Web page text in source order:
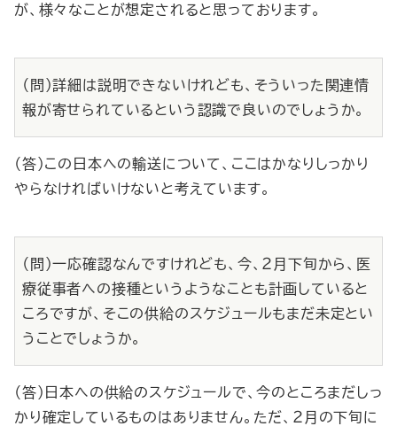
が、様々なことが想定されると思っております。
（問）詳細は説明できないけれども、そういった関連情
報が寄せられているという認識で良いのでしょうか。
（答）この日本への輸送について、ここはかなりしっかり
やらなければいけないと考えています。
（問）一応確認なんですけれども、今、２月下旬から、医
療従事者への接種というようなことも計画していると
ころですが、そこの供給のスケジュールもまだ未定とい
うことでしょうか。
（答）日本への供給のスケジュールで、今のところまだしっ
かり確定しているものはありません。ただ、２月の下旬に